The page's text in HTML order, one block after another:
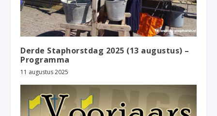
Derde Staphorstdag 2025 (13 augustus) –
Programma
11 augustus 2025